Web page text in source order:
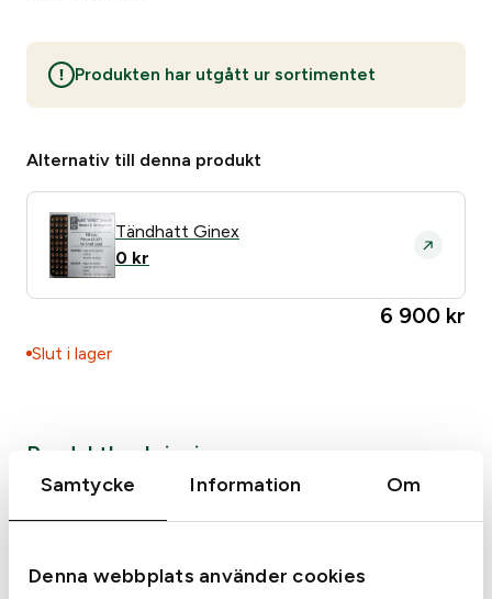
Samtycke Information Om
Denna webbplats använder cookies
Produkten har utgått ur sortimentet
Alternativ till denna produkt
Tändhatt Ginex
0 kr
6 900 kr
Slut i lager
Produktbeskrivning
Fabrikat Winchester
Model 400
piplängd 71
Make of your gun safe
Does anyone else in the residence own weapons?
Yes
No